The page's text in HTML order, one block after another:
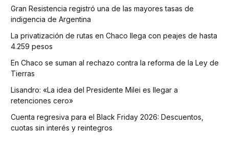
Gran Resistencia registró una de las mayores tasas de
indigencia de Argentina
La privatización de rutas en Chaco llega con peajes de hasta
4.259 pesos
En Chaco se suman al rechazo contra la reforma de la Ley de
Tierras
Lisandro: «La idea del Presidente Milei es llegar a
retenciones cero»
Cuenta regresiva para el Black Friday 2026: Descuentos,
cuotas sin interés y reintegros